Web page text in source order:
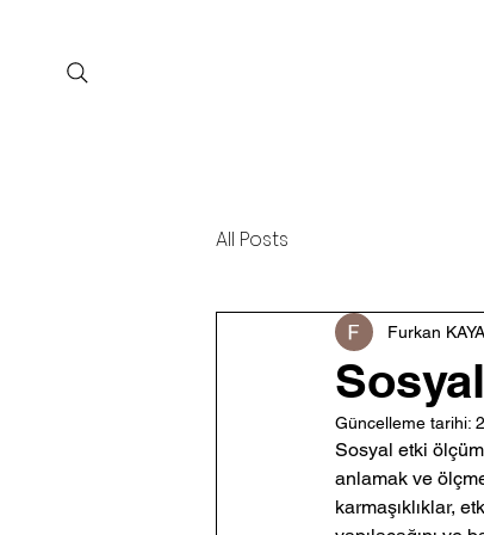
All Posts
Furkan KAYA
Güncelleme tarihi:
Sosyal etki
anlamak ve
karmaşıklıklar,